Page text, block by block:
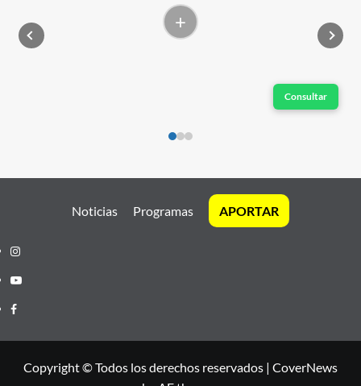
+
Consultar
Noticias Programas APORTAR
Instagram
Youtube
Facebook
Copyright © Todos los derechos reservados | CoverNews